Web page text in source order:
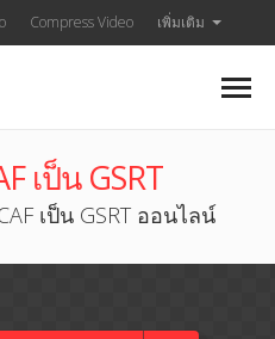
Compress Video เพิ่มเติม
เป็น GSRT
เป็น GSRT ออนไลน์